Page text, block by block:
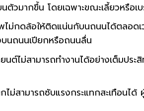
ตัวมากขึ้น โดยเฉพาะขณะเลี้ยวหรือเ
ไม่กดล้อให้ติดแน่นกับนถนนได้ตลอดเ
นถนนเปียกหรือถนนลื่น
นต์ไม่สามารถทำงานได้อย่างเต็มปร
ไม่สามารถซับแรงกระแทกสะเทือนไ